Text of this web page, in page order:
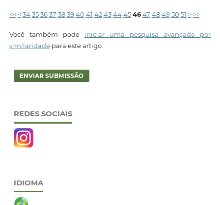
<< < 34 35 36 37 38 39 40 41 42 43 44 45 46 47 48 49 50 51 > >>
Você também pode iniciar uma pesquisa avançada por
similaridadepara este artigo.
ENVIAR SUBMISSÃO
REDES SOCIAIS
IDIOMA